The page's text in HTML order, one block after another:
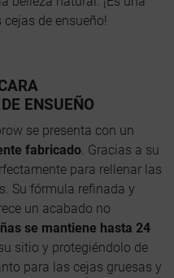
de ensueño!
ENSUEÑO
se presenta con un
fabricado. Gracias a su
para rellenar las
Su fórmula refinada y
un acabado no
se mantiene hasta 24
sitio y protegiéndolo de
para las cejas gruesas y